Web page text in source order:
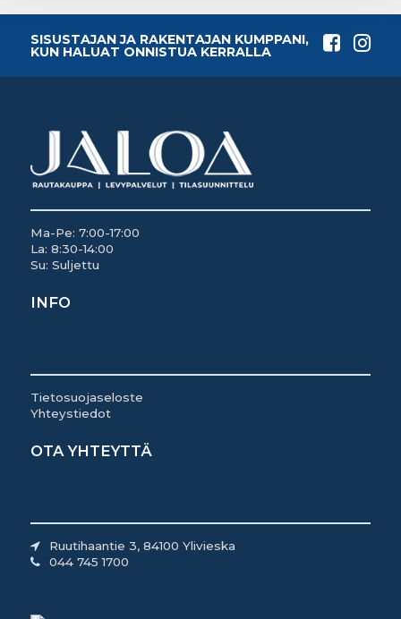
SISUSTAJAN JA RAKENTAJAN KUMPPANI,
KUN HALUAT ONNISTUA KERRALLA
Ma-Pe: 7:00-17:00
La: 8:30-14:00
Su: Suljettu
INFO
Tietosuojaseloste
Yhteystiedot
OTA YHTEYTTÄ
Ruutihaantie 3, 84100 Ylivieska
044 745 1700